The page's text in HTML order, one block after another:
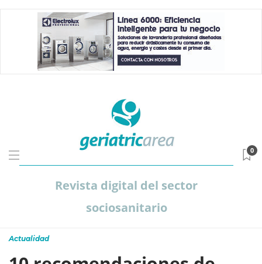
Revista digital del sector
sociosanitario
0
Actualidad